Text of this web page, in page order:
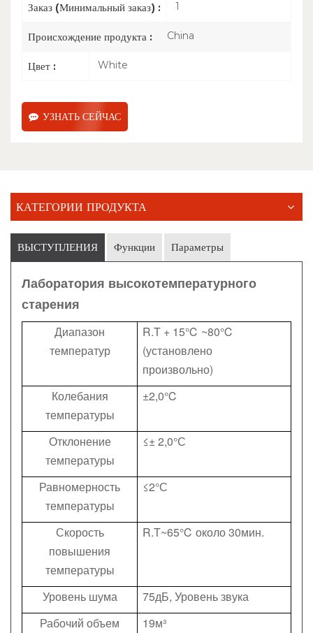
Заказ (Минимальный заказ) : 1
Происхождение продукта : China
Цвет : White
УЗНАТЬ СЕЙЧАС
КАТЕГОРИИ ПРОДУКТА
ВЫСТУПЛЕНИЯ Функции Параметры
Лаборатория высокотемпературного
старения
Диапазон
температур
R.T + 15℃ ~80℃
(установлено
произвольно)
Колебания
температуры
±2,0℃
Отклонение
температуры
≤± 2,0°С
Равномерность
температуры
≤2°С
Скорость
повышения
температуры
R.T~65℃ около 30мин.
Уровень шума
75дБ, Уровень звука
Рабочий объем
19м³